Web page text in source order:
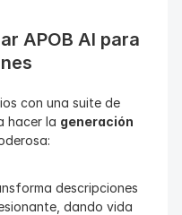
APOB AI para
con una suite de
hacer la generación
descripciones
dando vida